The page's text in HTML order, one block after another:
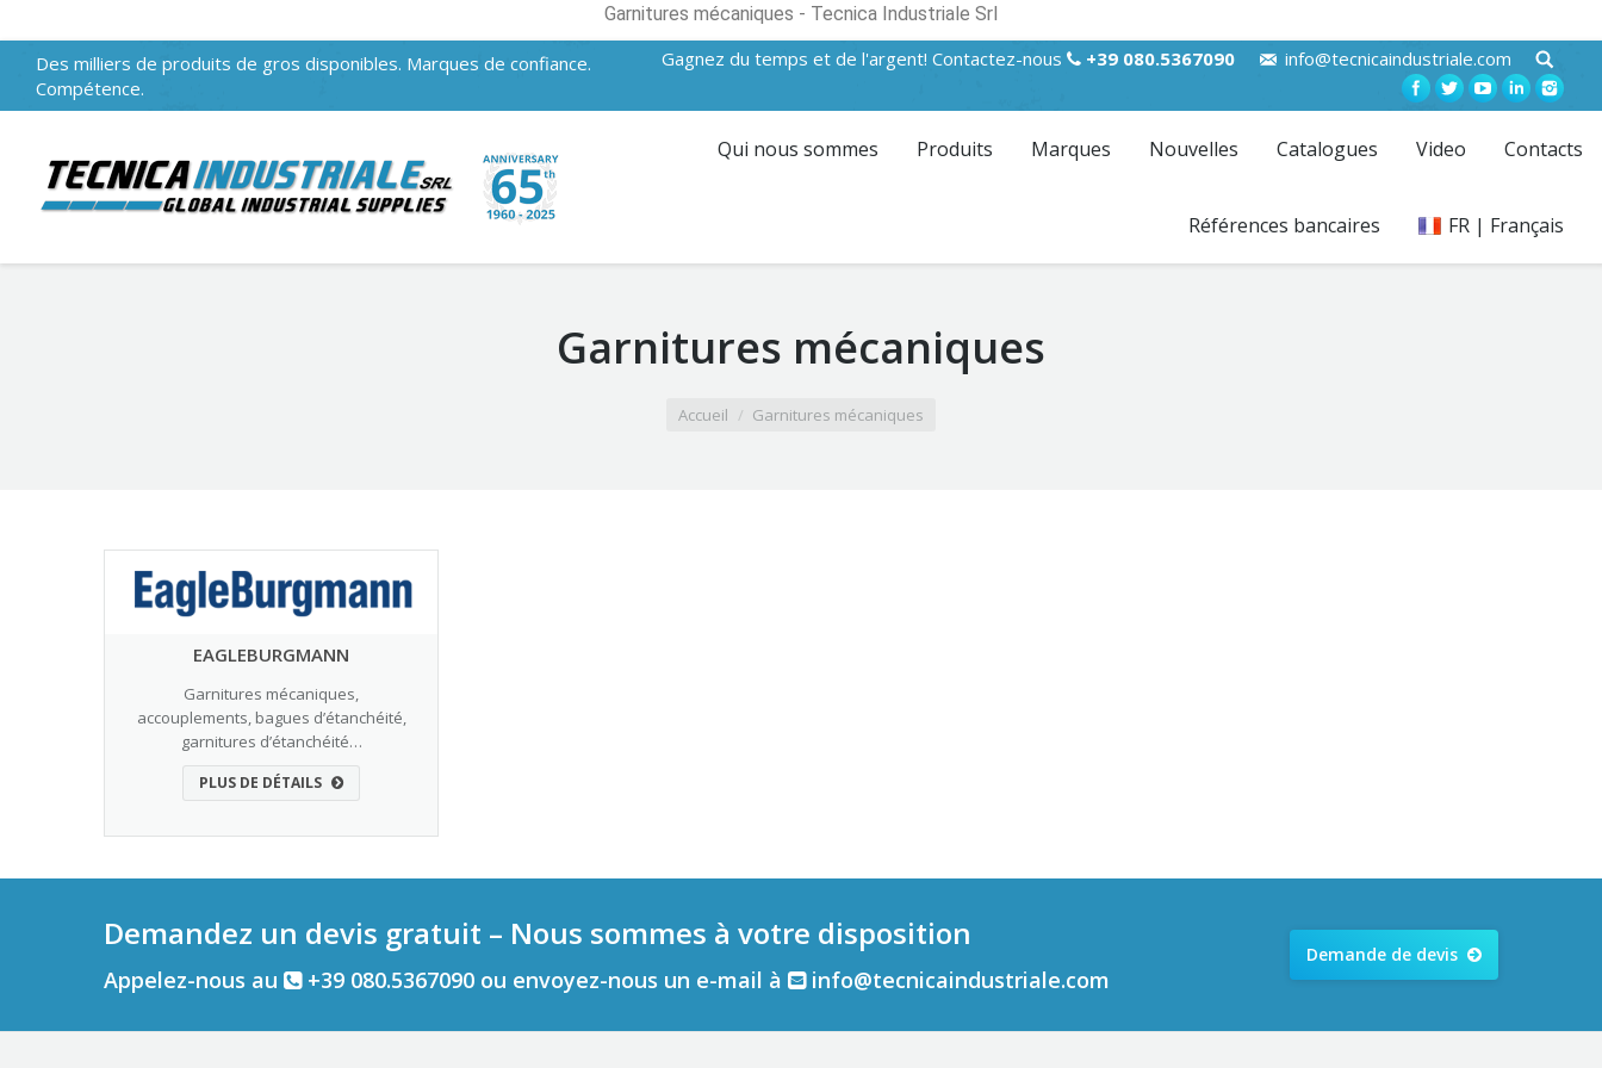
Garnitures mécaniques - Tecnica Industriale Srl
Des milliers de produits de gros disponibles. Marques de confiance.
Compétence.
Gagnez du temps et de l'argent! Contactez-nous +39 080.5367090 info@tecnicaindustriale.com
Qui nous sommes Produits Marques Nouvelles Catalogues Video Contacts
Références bancaires FR | Français
Garnitures mécaniques
Accueil Garnitures mécaniques
EAGLEBURGMANN
Garnitures mécaniques,
accouplements, bagues d’étanchéité,
garnitures d’étanchéité…
PLUS DE DÉTAILS
Demandez un devis gratuit – Nous sommes à votre disposition
Appelez-nous au +39 080.5367090 ou envoyez-nous un e-mail à info@tecnicaindustriale.com
Demande de devis